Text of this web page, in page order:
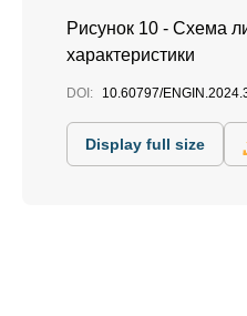
Рисунок 10 - Схема
характеристики
DOI: 10.60797/
Display full size